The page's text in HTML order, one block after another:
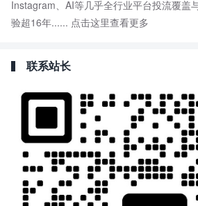
Instagram、AI等几乎全行业平台投流覆盖
验超16年...... 点击这里查看更多
联系站长